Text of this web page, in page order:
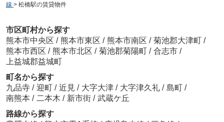
線 > 松橋駅の賃貸物件
市区町村から探す
熊本市中央区 / 熊本市東区 / 熊本市南区 / 菊池郡大津町 /
熊本市西区 / 熊本市北区 / 菊池郡菊陽町 / 合志市 /
上益城郡益城町
町名から探す
九品寺 / 迎町 / 近見 / 大字大津 / 大字津久礼 / 島町 /
南熊本 / 二本木 / 新市街 / 武蔵ケ丘
路線から探す